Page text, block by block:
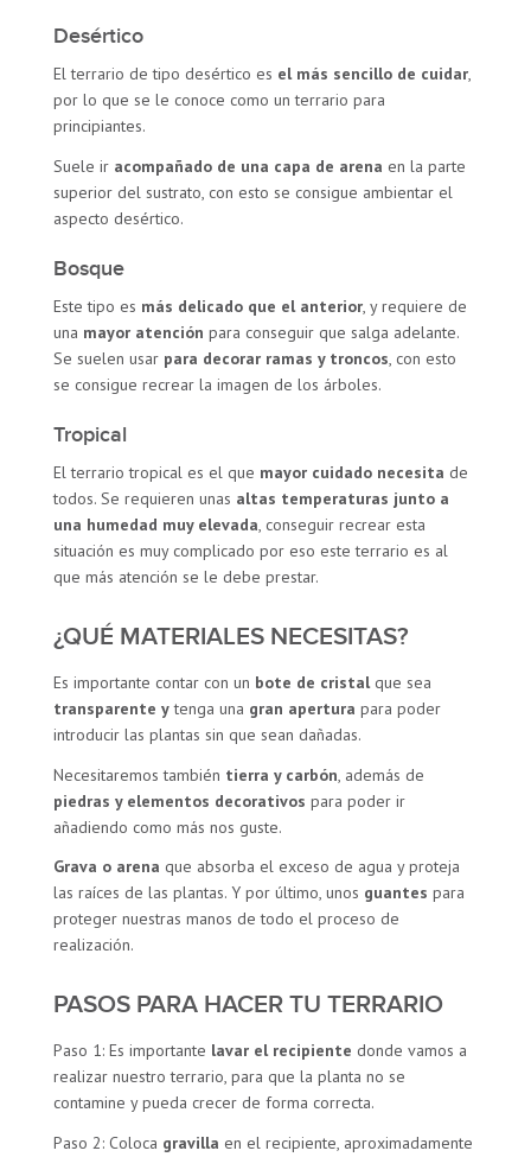
Desértico
El terrario de tipo desértico es el más sencillo de cuidar,
por lo que se le conoce como un terrario para
principiantes.
Suele ir acompañado de una capa de arena en la parte
superior del sustrato, con esto se consigue ambientar el
aspecto desértico.
Bosque
Este tipo es más delicado que el anterior, y requiere de
una mayor atención para conseguir que salga adelante.
Se suelen usar para decorar ramas y troncos, con esto
se consigue recrear la imagen de los árboles.
Tropical
El terrario tropical es el que mayor cuidado necesita de
todos. Se requieren unas altas temperaturas junto a
una humedad muy elevada, conseguir recrear esta
situación es muy complicado por eso este terrario es al
que más atención se le debe prestar.
¿QUÉ MATERIALES NECESITAS?
Es importante contar con un bote de cristalque sea
transparente ytenga una gran apertura para poder
introducir las plantas sin que sean dañadas.
Necesitaremos también tierra y carbón , además de
piedras y elementos decorativos para poder ir
añadiendo como más nos guste.
Grava o arena que absorba el exceso de agua y proteja
las raíces de las plantas. Y por último, unos guantes para
proteger nuestras manos de todo el proceso de
realización.
PASOS PARA HACER TU TERRARIO
Paso 1: Es importante lavar el recipiente donde vamos a
realizar nuestro terrario, para que la planta no se
contamine y pueda crecer de forma correcta.
Paso 2: Coloca gravilla en el recipiente, aproximadamente